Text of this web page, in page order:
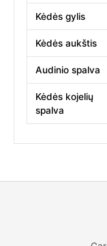
Kėdės gylis
Kėdės aukštis
Audinio spalva
Kėdės kojelių
spalva